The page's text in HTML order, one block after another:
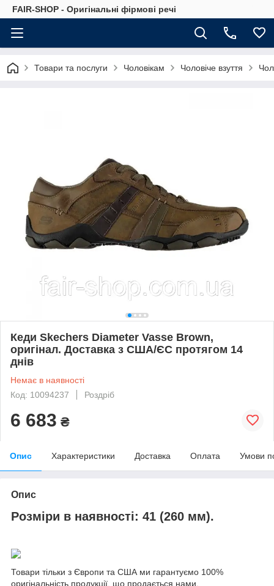
FAIR-SHOP - Оригінальні фірмові речі
Товари та послуги Чоловікам Чоловіче взуття
Кеди Skechers Diameter Vasse Brown,
оригінал. Доставка з США/ЄС протягом 14
днів
Немає в наявності
Код: 10094237
Роздріб
6 683 ₴
Опис Характеристики Доставка Оплата Умови
Опис
Розміри в наявності: 41 (260 мм).
Товари тільки з Європи та США ми гарантуємо 100%
оригінальність продукції, що продається нами.